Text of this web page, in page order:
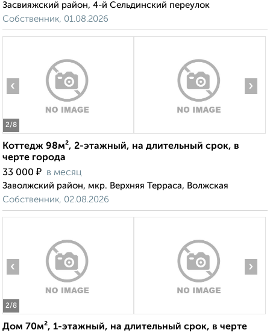
Засвияжский район, 4-й Сельдинский переулок
Собственник, 01.08.2026
2/8
‹ ›
Коттедж 98м², 2-этажный, на длительный срок, в
черте города
33 000 ₽ в месяц
Заволжский район, мкр. Верхняя Терраса, Волжская
Собственник, 02.08.2026
2/8
‹ ›
Дом 70м², 1-этажный, на длительный срок, в черте